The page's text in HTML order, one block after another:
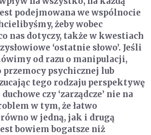
podejmowana we wspólnocie
żeby wobec
nas dotyczy, także w kwestiach
‘ostatnie słowo’. Jeśli
od razu o manipulacji,
przemocy psychicznej lub
tego rodzaju perspektywę
czy ‘zarządcze’ nie na
w tym, że łatwo
w jedną, jak i drugą
bowiem bogatsze niż